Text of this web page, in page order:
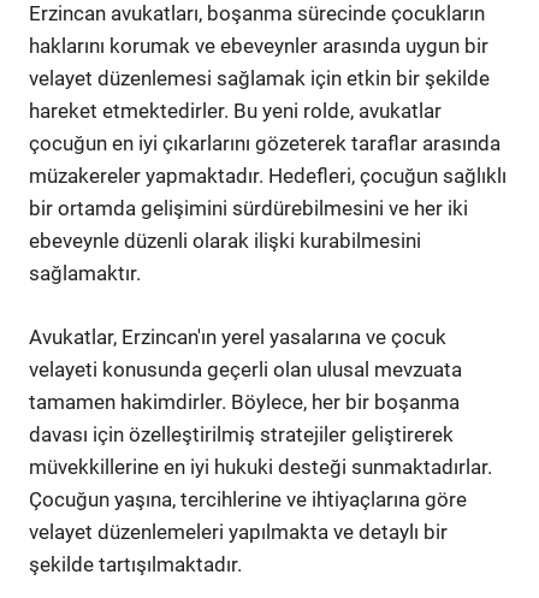
Erzincan avukatları, boşanma sürecinde çocukların
haklarını korumak ve ebeveynler arasında uygun bir
velayet düzenlemesi sağlamak için etkin bir şekilde
hareket etmektedirler. Bu yeni rolde, avukatlar
çocuğun en iyi çıkarlarını gözeterek taraflar arasında
müzakereler yapmaktadır. Hedefleri, çocuğun sağlıklı
bir ortamda gelişimini sürdürebilmesini ve her iki
ebeveynle düzenli olarak ilişki kurabilmesini
sağlamaktır.
Avukatlar, Erzincan'ın yerel yasalarına ve çocuk
velayeti konusunda geçerli olan ulusal mevzuata
tamamen hakimdirler. Böylece, her bir boşanma
davası için özelleştirilmiş stratejiler geliştirerek
müvekkillerine en iyi hukuki desteği sunmaktadırlar.
Çocuğun yaşına, tercihlerine ve ihtiyaçlarına göre
velayet düzenlemeleri yapılmakta ve detaylı bir
şekilde tartışılmaktadır.